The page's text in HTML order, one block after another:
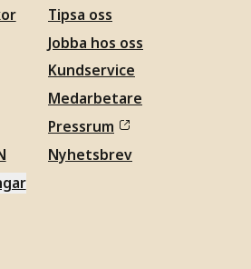
Tipsa oss
Jobba hos oss
Kundservice
Medarbetare
Pressrum
Nyhetsbrev